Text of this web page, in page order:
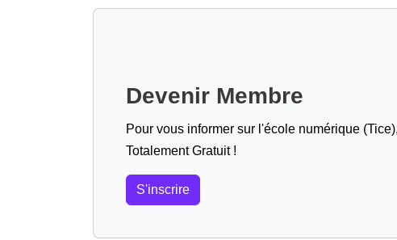
Devenir Membre
Pour vous informer sur l'école numérique
Totalement Gratuit !
S'inscrire